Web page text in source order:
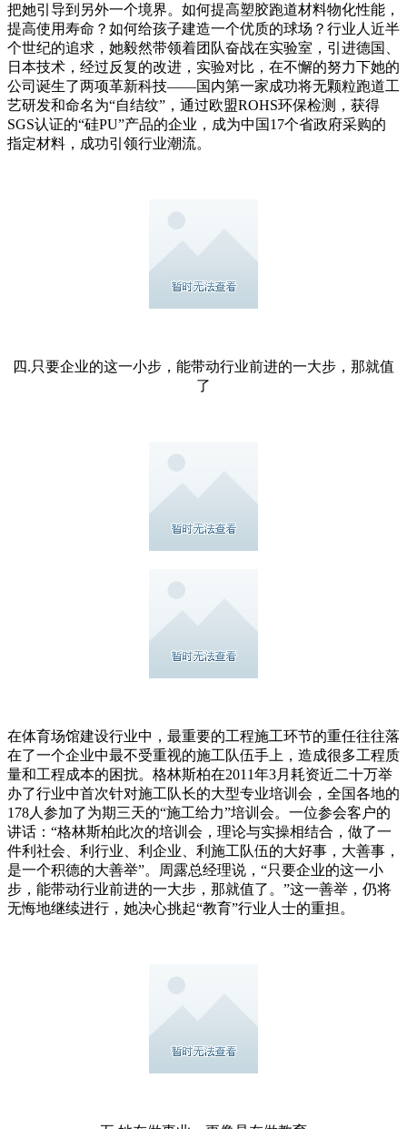
把她引导到另外一个境界。如何提高塑胶跑道材料物化性能，
提高使用寿命？如何给孩子建造一个优质的球场？行业人近半
个世纪的追求，她毅然带领着团队奋战在实验室，引进德国、
日本技术，经过反复的改进，实验对比，在不懈的努力下她的
公司诞生了两项革新科技——国内第一家成功将无颗粒跑道工
艺研发和命名为“自结纹”，通过欧盟ROHS环保检测，获得
SGS认证的“硅PU”产品的企业，成为中国17个省政府采购的
指定材料，成功引领行业潮流。
四.只要企业的这一小步，能带动行业前进的一大步，那就值
了
在体育场馆建设行业中，最重要的工程施工环节的重任往往落
在了一个企业中最不受重视的施工队伍手上，造成很多工程质
量和工程成本的困扰。格林斯柏在2011年3月耗资近二十万举
办了行业中首次针对施工队长的大型专业培训会，全国各地的
178人参加了为期三天的“施工给力”培训会。一位参会客户的
讲话：“格林斯柏此次的培训会，理论与实操相结合，做了一
件利社会、利行业、利企业、利施工队伍的大好事，大善事，
是一个积德的大善举”。周露总经理说，“只要企业的这一小
步，能带动行业前进的一大步，那就值了。”这一善举，仍将
无悔地继续进行，她决心挑起“教育”行业人士的重担。